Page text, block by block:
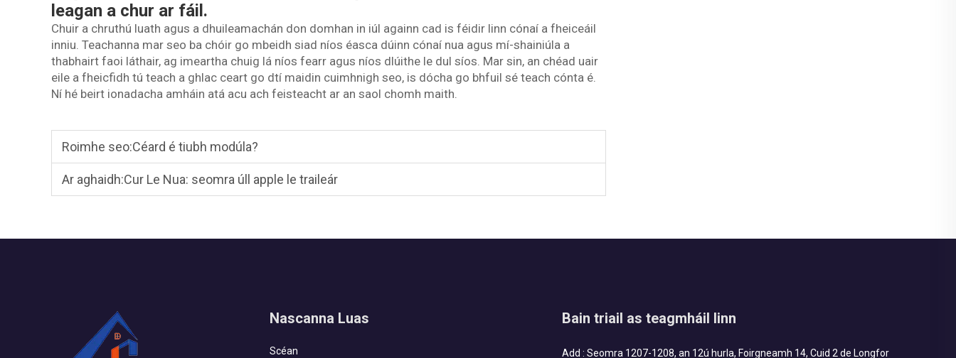
leagan a chur ar fáil.
Chuir a chruthú luath agus a dhuileamachán don domhan in iúl againn cad is féidir linn cónaí a fheiceáil
inniu. Teachanna mar seo ba chóir go mbeidh siad níos éasca dúinn cónaí nua agus mí-shainiúla a
thabhairt faoi láthair, ag imeartha chuig lá níos fearr agus níos dlúithe le dul síos. Mar sin, an chéad uair
eile a fheicfidh tú teach a ghlac ceart go dtí maidin cuimhnigh seo, is dócha go bhfuil sé teach cónta é.
Ní hé beirt ionadacha amháin atá acu ach feisteacht ar an saol chomh maith.
Roimhe seo:Céard é tiubh modúla?
Ar aghaidh:Cur Le Nua: seomra úll apple le traileár
Nascanna Luas
Scéan
Bain triail as teagmháil linn
Add : Seomra 1207-1208, an 12ú hurla, Foirgneamh 14, Cuid 2 de Longfor